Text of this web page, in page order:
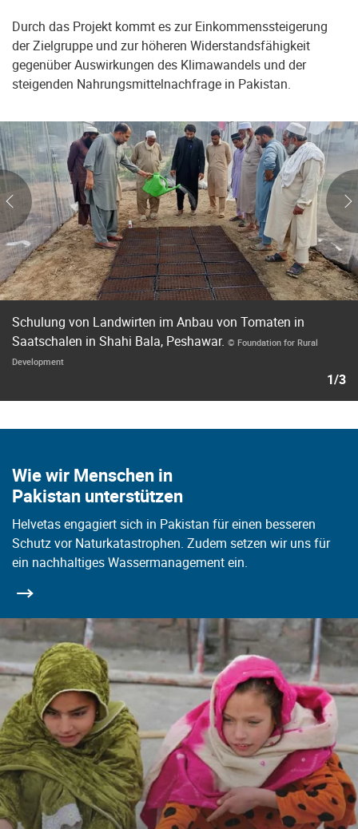
Durch das Projekt kommt es zur Einkommenssteigerung
der Zielgruppe und zur höheren Widerstandsfähigkeit
gegenüber Auswirkungen des Klimawandels und der
steigenden Nahrungsmittelnachfrage in Pakistan.
Schulung von Landwirten im Anbau von Tomaten in
Saatschalen in Shahi Bala, Peshawar. © Foundation for Rural
Development
1/3
Wie wir Menschen in
Pakistan unterstützen
Helvetas engagiert sich in Pakistan für einen besseren
Schutz vor Naturkatastrophen. Zudem setzen wir uns für
ein nachhaltiges Wassermanagement ein.